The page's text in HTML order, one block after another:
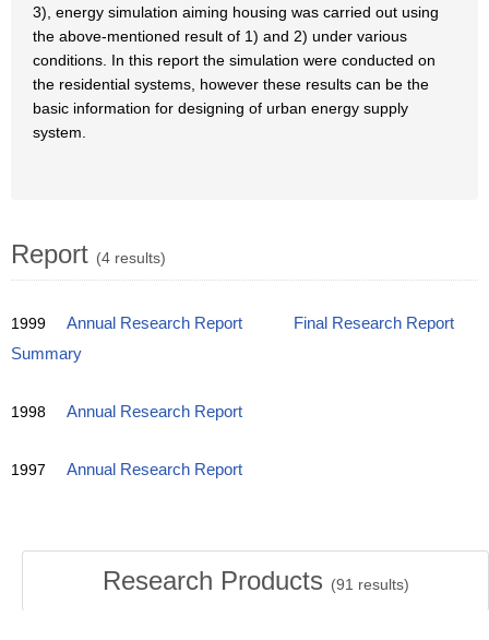
3), energy simulation aiming housing was carried out using
the above-mentioned result of 1) and 2) under various
conditions. In this report the simulation were conducted on
the residential systems, however these results can be the
basic information for designing of urban energy supply
system.
Report (4 results)
1999 Annual Research Report
Final Research Report
Summary
1998 Annual Research Report
1997 Annual Research Report
Research Products (91 results)